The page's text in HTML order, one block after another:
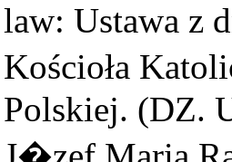
law: Ustawa z
Kościoła
Polskiej. (DZ.